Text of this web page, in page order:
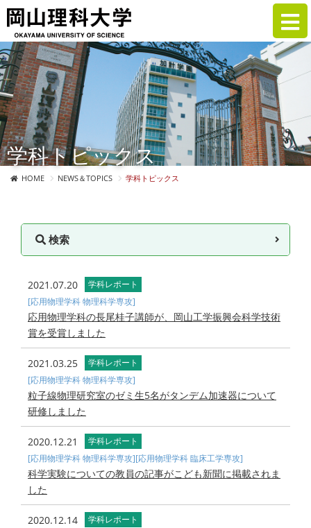
学科トピックス
HOME NEWS＆TOPICS 学科トピックス
検索
2021.07.20
学科レポート
[応用物理学科 物理科学専攻]
応用物理学科の長尾桂子講師が、岡山工学振興会科学技術
賞を受賞しました
2021.03.25
学科レポート
[応用物理学科 物理科学専攻]
粒子線物理研究室のゼミ生5名がタンデム加速器について
研修しました
2020.12.21
学科レポート
[応用物理学科 物理科学専攻][応用物理学科 臨床工学専攻]
科学実験についての教員の記事がこども新聞に掲載されま
した
2020.12.14
学科レポート